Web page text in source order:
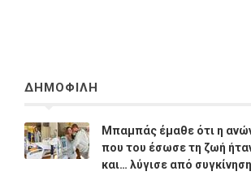
ΔΗΜΟΦΙΛΗ
Μπαμπάς έμαθε ότι η
που του έσωσε τη ζωή
και… λύγισε από